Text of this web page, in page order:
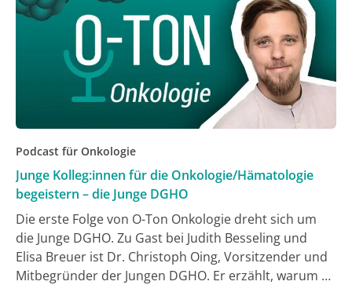
Podcast für Onkologie
Junge Kolleg:innen für die Onkologie/Hämatologie
begeistern – die Junge DGHO
Die erste Folge von O-Ton Onkologie dreht sich um
die Junge DGHO. Zu Gast bei Judith Besseling und
Elisa Breuer ist Dr. Christoph Oing, Vorsitzender und
Mitbegründer der Jungen DGHO. Er erzählt, warum er